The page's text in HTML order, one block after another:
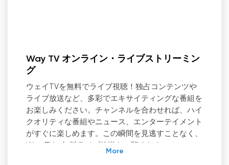
Way TV オンライン・ライブストリーミン
グ
ウェイTVを無料でライブ視聴！独占コンテンツや
ライブ放送など、多彩でエキサイティングな番組を
お楽しみください。チャンネルを合わせれば、ハイ
クオリティな番組やニュース、エンターテイメント
がすぐに楽しめます。この瞬間を見逃すことなく、